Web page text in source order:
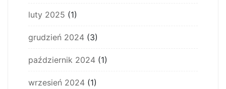
luty 2025 (1)
grudzień 2024 (3)
październik 2024 (1)
wrzesień 2024 (1)